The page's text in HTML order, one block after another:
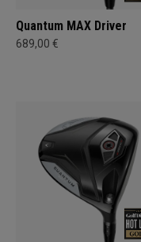
Quantum MAX Driver
689,00 €